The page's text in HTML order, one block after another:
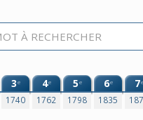
3e
1740
4e
1762
5e
1798
6e
1835
7e